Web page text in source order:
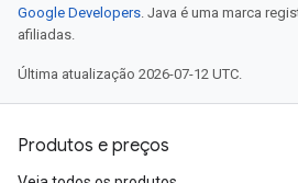
Google Developers. Java é uma marca
afiliadas.
Última atualização 2026-07-12 UTC.
Produtos e preços